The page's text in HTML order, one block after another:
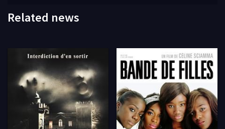
Related news